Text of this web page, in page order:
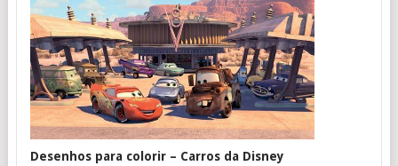
Desenhos para colorir – Carros da Disney